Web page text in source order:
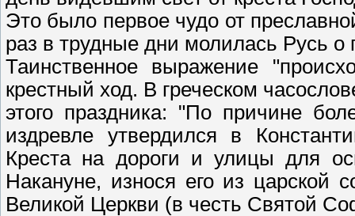
Это было первое чудо от
раз в трудные дни молилась Русь о
Таинственное выражение
крестный ход. В греческом
этого праздника: "По причине
издревле утвердился в
Креста на дороги и улицы для
Накануне, износя его из царской
Великой Церкви (в честь Святой